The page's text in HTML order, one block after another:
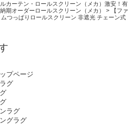
カーテン・ロールスクリーン（メカ）激安！有
期オーダーロールスクリーン（メカ） >
【ファ
つっぱりロールスクリーン 非遮光 チェーン式
プページ
グ
ラグ
グラグ